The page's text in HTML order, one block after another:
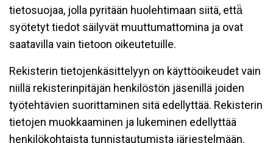
tietosuojaa, jolla pyritään huolehtimaan siitä, että̈
syötetyt tiedot säilyvät muuttumattomina ja ovat
saatavilla vain tietoon oikeutetuille.
Rekisterin tietojenkäsittelyyn on käyttöoikeudet vain
niillä rekisterinpitäjän henkilöstön jäsenillä joiden
työtehtävien suorittaminen sitä edellyttää. Rekisterin
tietojen muokkaaminen ja lukeminen edellyttää
henkilökohtaista tunnistautumista järjestelmään.